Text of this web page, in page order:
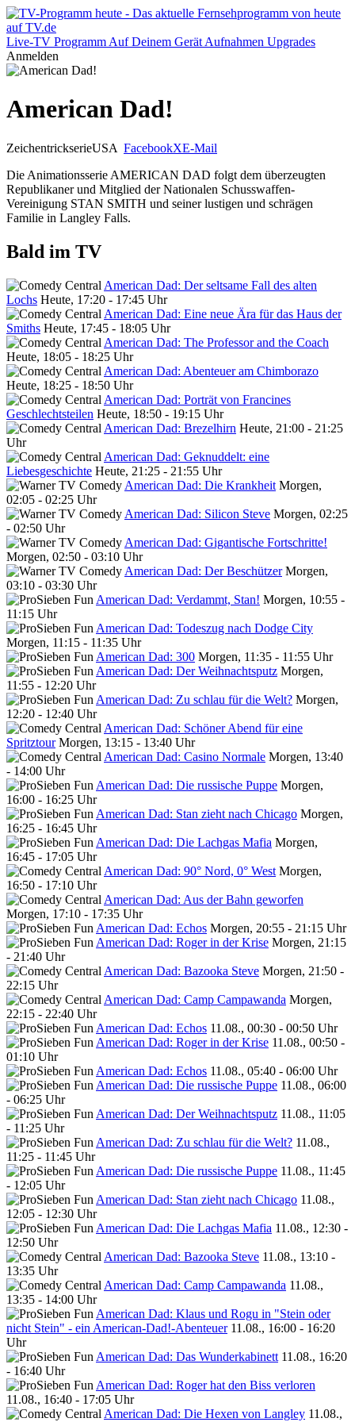
Live-TV Programm Auf Deinem Gerät Aufnahmen Upgrades
Anmelden
American Dad!
ZeichentrickserieUSA FacebookXE-Mail
Die Animationsserie AMERICAN DAD folgt dem überzeugten
Republikaner und Mitglied der Nationalen Schusswaffen-
Vereinigung STAN SMITH und seiner lustigen und schrägen
Familie in Langley Falls.
Bald im TV
American Dad: Der seltsame Fall des alten
Lochs Heute, 17:20 - 17:45 Uhr
American Dad: Eine neue Ära für das Haus der
Smiths Heute, 17:45 - 18:05 Uhr
American Dad: The Professor and the Coach
Heute, 18:05 - 18:25 Uhr
American Dad: Abenteuer am Chimborazo
Heute, 18:25 - 18:50 Uhr
American Dad: Porträt von Francines
Geschlechtsteilen Heute, 18:50 - 19:15 Uhr
American Dad: Brezelhirn Heute, 21:00 - 21:25
Uhr
American Dad: Geknuddelt: eine
Liebesgeschichte Heute, 21:25 - 21:55 Uhr
American Dad: Die Krankheit Morgen,
02:05 - 02:25 Uhr
American Dad: Silicon Steve Morgen, 02:25
- 02:50 Uhr
American Dad: Gigantische Fortschritte!
Morgen, 02:50 - 03:10 Uhr
American Dad: Der Beschützer Morgen,
03:10 - 03:30 Uhr
American Dad: Verdammt, Stan! Morgen, 10:55 -
11:15 Uhr
American Dad: Todeszug nach Dodge City
Morgen, 11:15 - 11:35 Uhr
American Dad: 300 Morgen, 11:35 - 11:55 Uhr
American Dad: Der Weihnachtsputz Morgen,
11:55 - 12:20 Uhr
American Dad: Zu schlau für die Welt? Morgen,
12:20 - 12:40 Uhr
American Dad: Schöner Abend für eine
Spritztour Morgen, 13:15 - 13:40 Uhr
American Dad: Casino Normale Morgen, 13:40
- 14:00 Uhr
American Dad: Die russische Puppe Morgen,
16:00 - 16:25 Uhr
American Dad: Stan zieht nach Chicago Morgen,
16:25 - 16:45 Uhr
American Dad: Die Lachgas Mafia Morgen,
16:45 - 17:05 Uhr
American Dad: 90° Nord, 0° West Morgen,
16:50 - 17:10 Uhr
American Dad: Aus der Bahn geworfen
Morgen, 17:10 - 17:35 Uhr
American Dad: Echos Morgen, 20:55 - 21:15 Uhr
American Dad: Roger in der Krise Morgen, 21:15
- 21:40 Uhr
American Dad: Bazooka Steve Morgen, 21:50 -
22:15 Uhr
American Dad: Camp Campawanda Morgen,
22:15 - 22:40 Uhr
American Dad: Echos 11.08., 00:30 - 00:50 Uhr
American Dad: Roger in der Krise 11.08., 00:50 -
01:10 Uhr
American Dad: Echos 11.08., 05:40 - 06:00 Uhr
American Dad: Die russische Puppe 11.08., 06:00
- 06:25 Uhr
American Dad: Der Weihnachtsputz 11.08., 11:05
- 11:25 Uhr
American Dad: Zu schlau für die Welt? 11.08.,
11:25 - 11:45 Uhr
American Dad: Die russische Puppe 11.08., 11:45
- 12:05 Uhr
American Dad: Stan zieht nach Chicago 11.08.,
12:05 - 12:30 Uhr
American Dad: Die Lachgas Mafia 11.08., 12:30 -
12:50 Uhr
American Dad: Bazooka Steve 11.08., 13:10 -
13:35 Uhr
American Dad: Camp Campawanda 11.08.,
13:35 - 14:00 Uhr
American Dad: Klaus und Rogu in "Stein oder
nicht Stein" - ein American-Dad!-Abenteuer 11.08., 16:00 - 16:20
Uhr
American Dad: Das Wunderkabinett 11.08., 16:20
- 16:40 Uhr
American Dad: Roger hat den Biss verloren
11.08., 16:40 - 17:05 Uhr
American Dad: Die Hexen von Langley 11.08.,